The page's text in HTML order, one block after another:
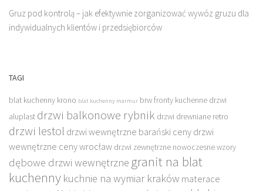
Gruz pod kontrolą – jak efektywnie zorganizować wywóz gruzu dla
indywidualnych klientów i przedsiębiorców
TAGI
blat kuchenny krono blat kuchenny marmur brw fronty kuchenne drzwi
aluplast drzwi balkonowe rybnik drzwi drewniane retro
drzwi lestol drzwi wewnętrzne barański ceny drzwi
wewnętrzne ceny wrocław drzwi zewnętrzne nowoczesne wzory
dębowe drzwi wewnętrzne granit na blat
kuchenny kuchnie na wymiar kraków materace